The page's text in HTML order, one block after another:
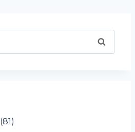
(81)